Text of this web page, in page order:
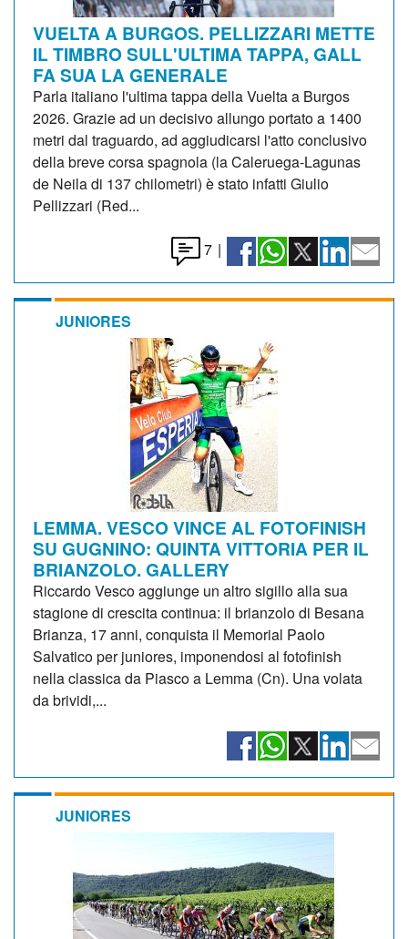
VUELTA A BURGOS. PELLIZZARI METTE
IL TIMBRO SULL'ULTIMA TAPPA, GALL
FA SUA LA GENERALE
Parla italiano l'ultima tappa della Vuelta a Burgos
2026. Grazie ad un decisivo allungo portato a 1400
metri dal traguardo, ad aggiudicarsi l'atto conclusivo
della breve corsa spagnola (la Caleruega-Lagunas
de Neila di 137 chilometri) è stato infatti Giulio
Pellizzari (Red...
7 |
JUNIORES
LEMMA. VESCO VINCE AL FOTOFINISH
SU GUGNINO: QUINTA VITTORIA PER IL
BRIANZOLO. GALLERY
Riccardo Vesco aggiunge un altro sigillo alla sua
stagione di crescita continua: il brianzolo di Besana
Brianza, 17 anni, conquista il Memorial Paolo
Salvatico per juniores, imponendosi al fotofinish
nella classica da Piasco a Lemma (Cn). Una volata
da brividi,...
JUNIORES